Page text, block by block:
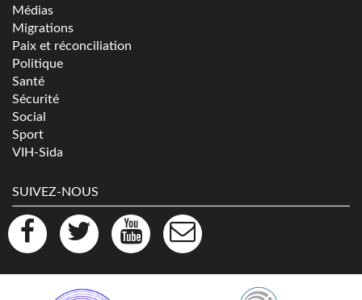
Médias
Migrations
Paix et réconciliation
Politique
Santé
Sécurité
Social
Sport
VIH-Sida
SUIVEZ-NOUS